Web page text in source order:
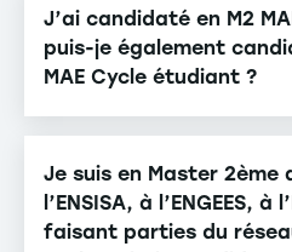
étudiants ingénieurs ou
réseau Alsace Tech.
à fait candidater auM2
le programme, les objectifs
J’ai candidaté en M2
puis-je également
MAE Cycle étudiant ?
Non, les candidats ne
seule des formations M2
Je suis en Master 2ème
l’ENSISA, à l’ENGEES, à
faisant parties du